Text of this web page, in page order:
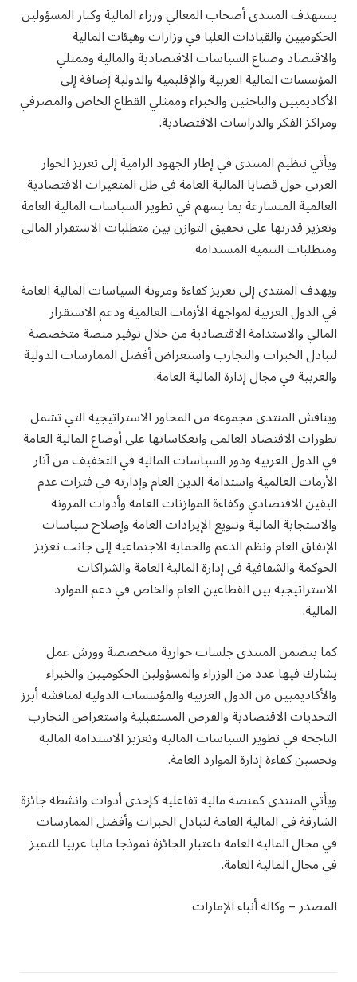
يستهدف المنتدى أصحاب المعالي وزراء المالية وكبار المسؤولين
الحكوميين والقيادات العليا في وزارات وهيئات المالية
والاقتصاد وصناع السياسات الاقتصادية والمالية وممثلي
المؤسسات المالية العربية والإقليمية والدولية إضافة إلى
الأكاديميين والباحثين والخبراء وممثلي القطاع الخاص والمصرفي
ومراكز الفكر والدراسات الاقتصادية.
ويأتي تنظيم المنتدى في إطار الجهود الرامية إلى تعزيز الحوار
العربي حول قضايا المالية العامة في ظل المتغيرات الاقتصادية
العالمية المتسارعة بما يسهم في تطوير السياسات المالية العامة
وتعزيز قدرتها على تحقيق التوازن بين متطلبات الاستقرار المالي
ومتطلبات التنمية المستدامة.
ويهدف المنتدى إلى تعزيز كفاءة ومرونة السياسات المالية العامة
في الدول العربية لمواجهة الأزمات العالمية ودعم الاستقرار
المالي والاستدامة الاقتصادية من خلال توفير منصة متخصصة
لتبادل الخبرات والتجارب واستعراض أفضل الممارسات الدولية
والعربية في مجال إدارة المالية العامة.
ويناقش المنتدى مجموعة من المحاور الاستراتيجية التي تشمل
تطورات الاقتصاد العالمي وانعكاساتها على أوضاع المالية العامة
في الدول العربية ودور السياسات المالية في التخفيف من آثار
الأزمات العالمية واستدامة الدين العام وإدارته في فترات عدم
اليقين الاقتصادي وكفاءة الموازنات العامة وأدوات المرونة
والاستجابة المالية وتنويع الإيرادات العامة وإصلاح سياسات
الإنفاق العام ونظم الدعم والحماية الاجتماعية إلى جانب تعزيز
الحوكمة والشفافية في إدارة المالية العامة والشراكات
الاستراتيجية بين القطاعين العام والخاص في دعم الموارد
المالية.
كما يتضمن المنتدى جلسات حوارية متخصصة وورش عمل
يشارك فيها عدد من الوزراء والمسؤولين الحكوميين والخبراء
والأكاديميين من الدول العربية والمؤسسات الدولية لمناقشة أبرز
التحديات الاقتصادية والفرص المستقبلية واستعراض التجارب
الناجحة في تطوير السياسات المالية وتعزيز الاستدامة المالية
وتحسين كفاءة إدارة الموارد العامة.
ويأتي المنتدى كمنصة مالية تفاعلية كإحدى أدوات وانشطة جائزة
الشارقة في المالية العامة لتبادل الخبرات وأفضل الممارسات
في مجال المالية العامة باعتبار الجائزة نموذجا ماليا عربيا للتميز
في مجال المالية العامة.
المصدر – وكالة أنباء الإمارات